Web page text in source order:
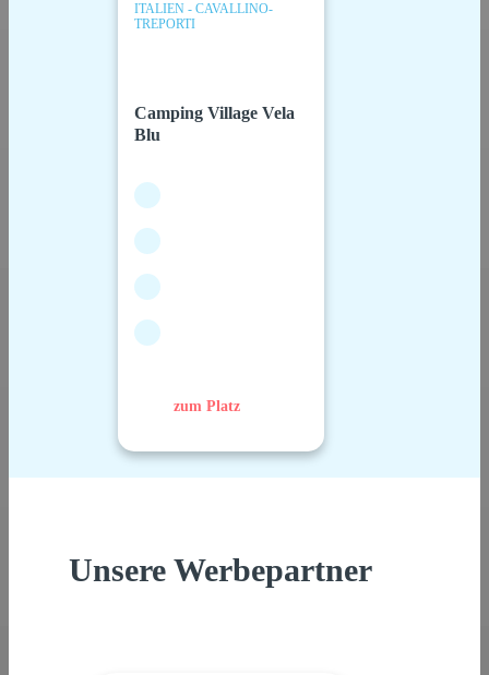
ITALIEN - CAVALLINO-
TREPORTI
Camping Village Vela
Blu
zum Platz
Unsere Werbepartner